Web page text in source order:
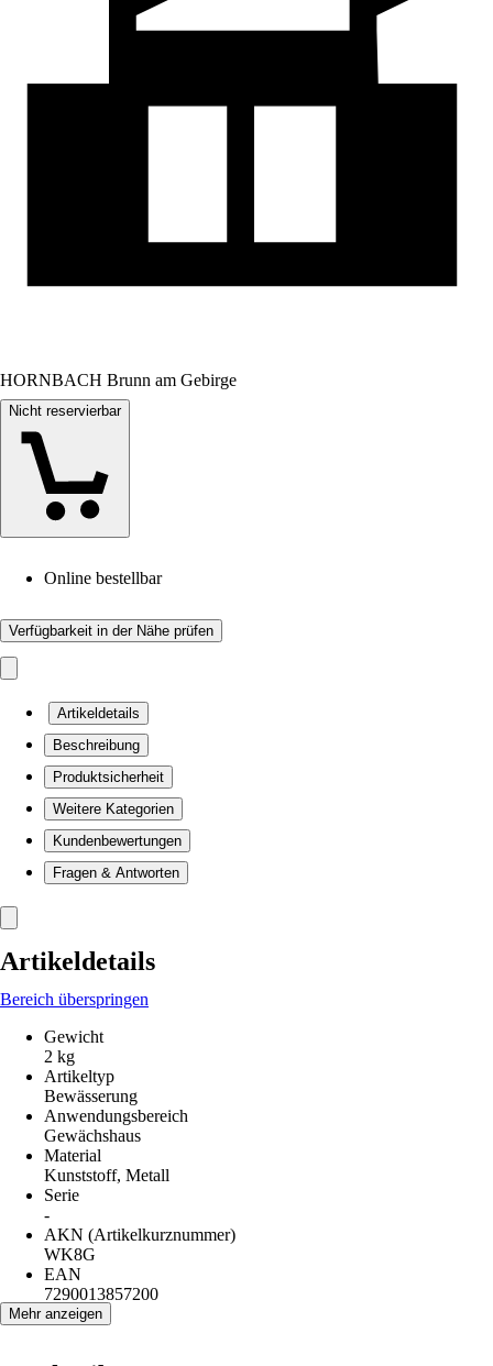
HORNBACH Brunn am Gebirge
Nicht reservierbar
Online bestellbar
Verfügbarkeit in der Nähe prüfen
Artikeldetails
Beschreibung
Produktsicherheit
Weitere Kategorien
Kundenbewertungen
Fragen & Antworten
Artikeldetails
Bereich überspringen
Gewicht
2 kg
Artikeltyp
Bewässerung
Anwendungsbereich
Gewächshaus
Material
Kunststoff, Metall
Serie
-
AKN (Artikelkurznummer)
WK8G
EAN
7290013857200
Mehr anzeigen